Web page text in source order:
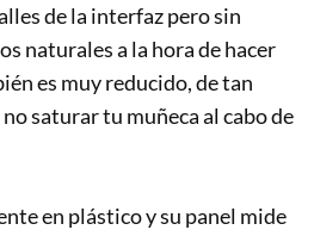
de la interfaz pero sin
naturales a la hora de hacer
es muy reducido, de tan
saturar tu muñeca al cabo de
en plástico y su panel mide